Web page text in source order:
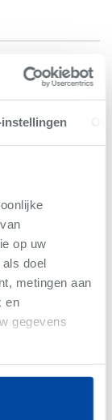
op uw
doel
metingen aan
en
gegevens
magazine